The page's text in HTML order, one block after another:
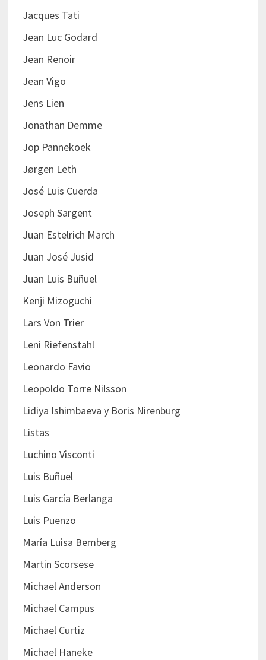
Jacques Tati
Jean Luc Godard
Jean Renoir
Jean Vigo
Jens Lien
Jonathan Demme
Jop Pannekoek
Jørgen Leth
José Luis Cuerda
Joseph Sargent
Juan Estelrich March
Juan José Jusid
Juan Luis Buñuel
Kenji Mizoguchi
Lars Von Trier
Leni Riefenstahl
Leonardo Favio
Leopoldo Torre Nilsson
Lidiya Ishimbaeva y Boris Nirenburg
Listas
Luchino Visconti
Luis Buñuel
Luis García Berlanga
Luis Puenzo
María Luisa Bemberg
Martin Scorsese
Michael Anderson
Michael Campus
Michael Curtiz
Michael Haneke